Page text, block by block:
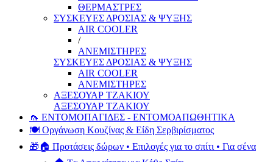
ΘΕΡΜΑΣΤΡΕΣ
ΣΥΣΚΕΥΕΣ ΔΡΟΣΙΑΣ & ΨΥΞΗΣ
AIR COOLER
/
ΑΝΕΜΙΣΤΗΡΕΣ
ΣΥΣΚΕΥΕΣ ΔΡΟΣΙΑΣ & ΨΥΞΗΣ
AIR COOLER
ΑΝΕΜΙΣΤΗΡΕΣ
ΑΞΕΣΟΥΑΡ ΤΖΑΚΙΟΥ
ΑΞΕΣΟΥΑΡ ΤΖΑΚΙΟΥ
🦟 ΕΝΤΟΜΟΠΑΓΙΔΕΣ - ΕΝΤΟΜΟΑΠΩΘΗΤΙΚΑ
🍽️ Οργάνωση Κουζίνας & Είδη Σερβιρίσματος
🎁🏠 Προτάσεις δώρων • Επιλογές για το σπίτι • Για σένα